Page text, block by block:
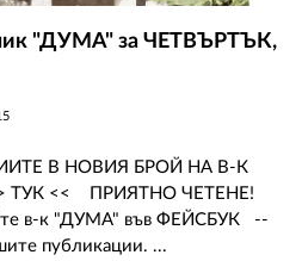
"ДУМА" за ЧЕТВЪРТЪК,
В НОВИЯ БРОЙ НА В-К
<< ПРИЯТНО ЧЕТЕНЕ!
в-к "ДУМА" във ФЕЙСБУК --
публикации. ...